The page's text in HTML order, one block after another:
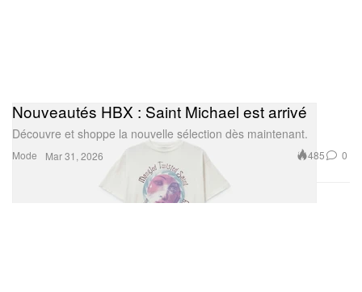
Mode
Nouveautés HBX : Saint Michael est arrivé
Découvre et shoppe la nouvelle sélection dès maintenant.
Mar 31, 2026 485 0